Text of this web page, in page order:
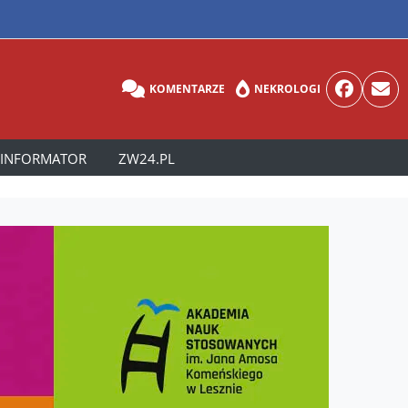
KOMENTARZE NEKROLOGI
INFORMATOR ZW24.PL